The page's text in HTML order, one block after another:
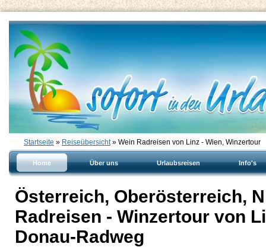
Startseite » Reiseübersicht» Wein Radreisen von Linz - Wien, Winzertour
Home Über uns Urlaubsreisen Info's
Österreich, Oberösterreich,
Radreisen - Winzertour von
Donau-Radweg